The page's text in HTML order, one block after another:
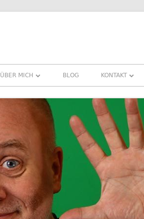
ÜBER MICH
REFERENZEN ERFAHRUNGEN UND
NEWSLETTER
BLOG KONTAKT
DOWNLOADS
FAQ
DATENSCHUTZ
IMPRESSUM